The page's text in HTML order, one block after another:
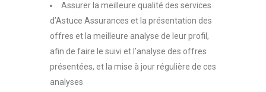
Assurer la meilleure qualité des services
d’Astuce Assurances et la présentation des
offres et la meilleure analyse de leur profil,
afin de faire le suivi et l’analyse des offres
présentées, et la mise à jour régulière de ces
analyses